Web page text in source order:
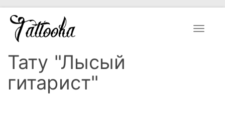
Toggle
Тату "Лысый
гитарист"